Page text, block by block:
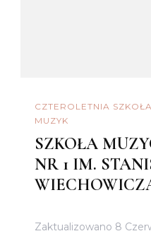
CZTEROLETNIA
MUZYK
SZKOŁA
NR 1 IM.
Zaktualizowano 8